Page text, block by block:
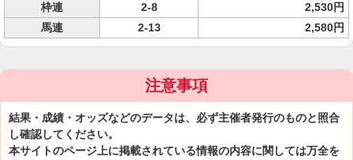
枠連
2-8
2,530円
馬連
2-13 2,580円
注意事項
結果・成績・オッズなどのデータは、必ず主催者発行のものと照合
し確認してください。
本サイトのページ上に掲載されている情報の内容に関しては万全を